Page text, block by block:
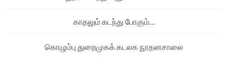
காதலும் கடந்து போகும்…
கொழும்பு துறைமுகக் கடலக நூதனசாலை